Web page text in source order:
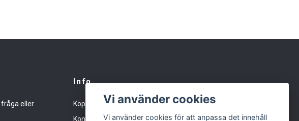
eller
Info
Köpvillkor
Kontakt
Vi använder cookies
Vi använder cookies för att anpassa det innehåll